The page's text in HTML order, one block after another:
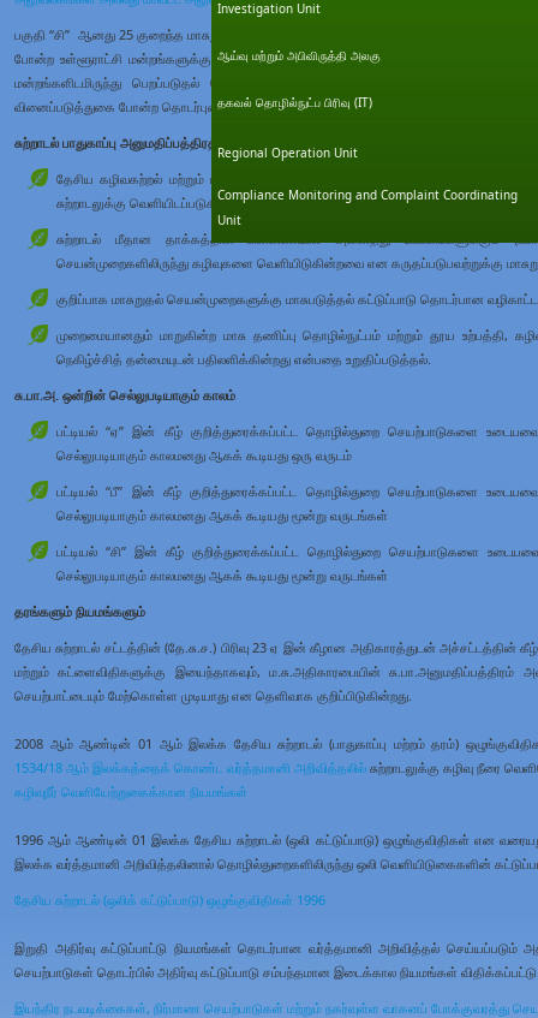
Investigation Unit
ஆய்வு மற்றும் அபிவிருத்தி அலகு
தகவல் தொழில்நுட்ப பிரிவு (IT)
Regional Operation Unit
Compliance Monitoring and Complaint Coordinating
Unit
பகுதி “சி” ஆனது 25 குறைந்த மாசுறுதல் தொழில்துறை செயற்பாடுகளை உள்ளடக்கி
போன்ற உள்ளூராட்சி மன்றங்களுக்கு அதிகாரமளிக்கப்பட்டவையாக இருக்கின்றன. பட்டியல்
மன்றங்களிடமிருந்து பெறப்படுதல் வேண்டும். உள்ளூர் அதிகாரசபைகள் சு.பா.அ.
வினைப்படுத்துகை போன்ற தொடர்புடைய பணிகளையும் மேற்கொள்கின்றன.
சுற்றாடல் பாதுகாப்பு அனுமதிப்பத்திரத்தின் (சு.பா.அ.) நோக்கங்கள்
தேசிய கழிவகற்றல் மற்றும் புகை வெளியேற்றல் தராதரங்களுக்கு இயைந்த வகையில்
சுற்றாடலுக்கு வெளியிடப்படுகின்ற கழிவுகள் வெளியேற்றங்களை தடுத்தல் அல்லது
சுற்றாடல் மீதான தாக்கத்தின் பின்னணியில் அனைத்து ஊடகங்களுக்கும் (வளி,
செயன்முறைகளிலிருந்து கழிவுகளை வெளியிடுகின்றவை என கருதப்படுபவற்றுக்கு
குறிப்பாக மாசுறுதல் செயன்முறைகளுக்கு மாசுபடுத்தல் கட்டுப்பாடு தொடர்பான
முறைமையானதும் மாறுகின்ற மாசு தணிப்பு தொழில்நுட்பம் மற்றும் தூய உற்பத்தி,
நெகிழ்ச்சித் தன்மையுடன் பதிலளிக்கின்றது என்பதை உறுதிப்படுத்தல்.
சு.பா.அ. ஒன்றின் செல்லுபடியாகும் காலம்
பட்டியல் “ஏ” இன் கீழ் குறித்துரைக்கப்பட்ட தொழில்துறை செயற்பாடுகளை உடையவை
செல்லுபடியாகும் காலமனது ஆகக் கூடியது ஒரு வருடம்
பட்டியல் “பீ” இன் கீழ் குறித்துரைக்கப்பட்ட தொழில்துறை செயற்பாடுகளை உடையவை
செல்லுபடியாகும் காலமனது ஆகக் கூடியது மூன்று வருடங்கள்
பட்டியல் “சி” இன் கீழ் குறித்துரைக்கப்பட்ட தொழில்துறை செயற்பாடுகளை உடையவை
செல்லுபடியாகும் காலமனது ஆகக் கூடியது மூன்று வருடங்கள்
தரங்களும் நியமங்களும்
தேசிய சுற்றாடல் சட்டத்தின் (தே.சு.ச.) பிரிவு 23 ஏ இன் கீழான அதிகாரத்துடன்
மற்றும் கட்ளைவிதிகளுக்கு இயைந்தாகவும், ம.சு.அதிகாரபையின்
செயற்பாட்டையும் மேற்கொள்ள முடியாது என தெளிவாக குறிப்பிடுகின்றது.
2008 ஆம் ஆண்டின் 01 ஆம் இலக்க தேசிய சுற்றாடல் (பாதுகாப்பு மற்றம் தரம்)
1534/18 ஆம் இலக்கத்தைக் கொண்ட வர்த்தமானி அறிவித்தலில் சுற்றாடலுக்கு கழிவு நீரை
கழிவுநீர் வெளியேற்றுகைக்கான நியமங்கள்
1996 ஆம் ஆண்டின் 01 இலக்க தேசிய சுற்றாடல் (ஒலி கட்டுப்பாடு) ஒழுங்குவிதிகள் என
இலக்க வர்த்தமானி அறிவித்தலினால் தொழில்துறைகளிலிருந்து ஒலி வெளியிடுகைகளின்
தேசிய சுற்றாடல் (ஒலிக் கட்டுப்பாடு) ஒழுங்குவிதிகள் 1996
இறுதி அதிர்வு கட்டுப்பாட்டு நியமங்கள் தொடர்பான வர்த்தமானி அறிவித்தல் செய்யப்படும்
செயற்பாடுகள் தொடர்பில் அதிர்வு கட்டுப்பாடு சம்பந்தமான இடைக்கால நியமங்கள்
இயந்திர நடவடிக்கைகள், நிர்மாண செயற்பாடுகள் மற்றும் நகர்வுள்ள வாகனப் போக்குவரத்து